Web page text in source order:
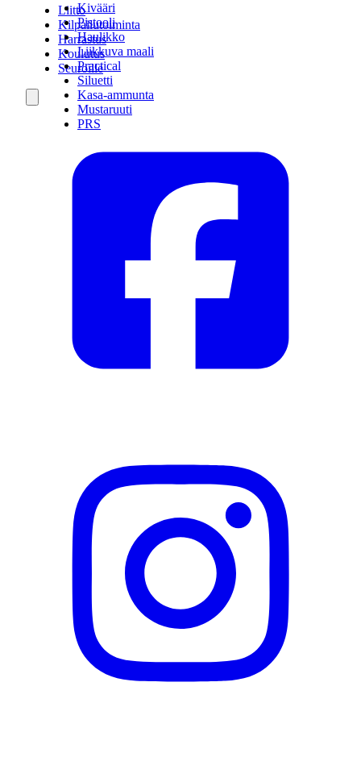
Kivääri
Pistooli
Haulikko
Liikkuva maali
Practical
Siluetti
Kasa-ammunta
Mustaruuti
PRS
Liitto
Kilpailutoiminta
Harrastus
Koulutus
Seuroille